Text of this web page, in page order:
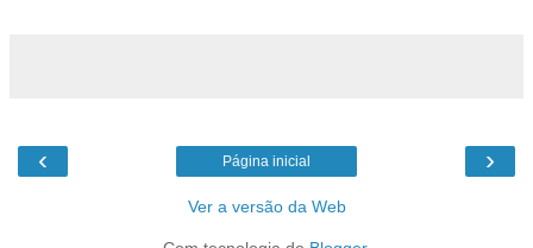
‹ ›
Página inicial
Ver a versão da Web